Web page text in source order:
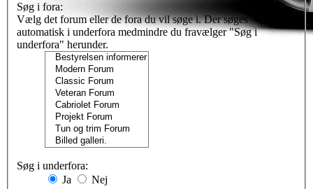
Søg i fora:
Vælg det forum eller de fora du vil søge i. Der søges
automatisk i underfora medmindre du fravælger "Søg i
underfora" herunder.
Søg i underfora:
Ja
Nej